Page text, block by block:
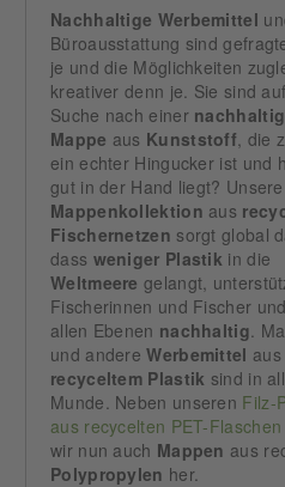
Nachhaltige Werbemittel
Büroausstattung sind
je und die Möglichkeiten
kreativer denn je. Sie sind
Suche nach einer
Mappe aus Kunststoff, die
ein echter Hingucker ist und
gut in der Hand liegt? Unsere
Mappenkollektion aus
Fischernetzen sorgt global
dass weniger Plastik in die
Weltmeere gelangt,
Fischerinnen und Fischer
allen Ebenen nachhaltig.
und andereWerbemittel aus
recyceltem Plastik sind in
Munde. Neben unseren Filz-
aus recycelten PET-Flaschen
wir nun auch Mappen aus
Polypropylen her.